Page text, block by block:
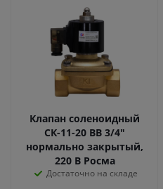
Клапан соленоидный
СК-11-20 ВВ 3/4"
нормально закрытый,
220 В Росма
Достаточно на складе